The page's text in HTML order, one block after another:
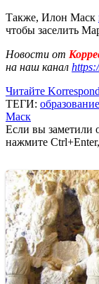
Также, Илон Маск
чтобы заселить
Новости от
на наш канал
Читайте
ТЕГИ: образование
Маск
Если вы заметили
нажмите